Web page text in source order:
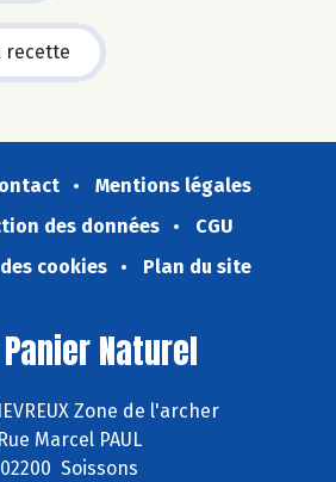
recette
Mentions légales
des données
CGU
cookies
Plan du site
Naturel
Zone de l'archer
Rue Marcel PAUL
02200 Soissons